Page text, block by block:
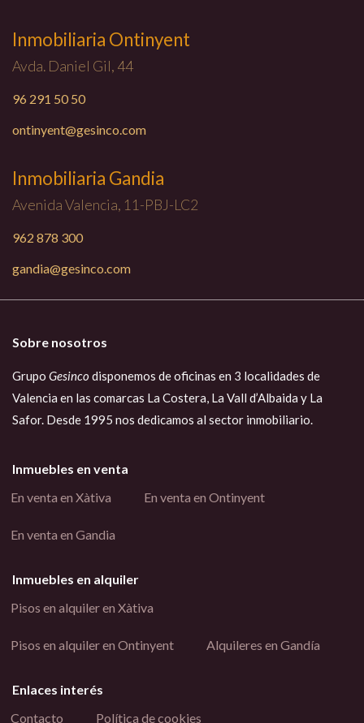
Inmobiliaria Ontinyent
Avda. Daniel Gil, 44
96 291 50 50
ontinyent@gesinco.com
Inmobiliaria Gandia
Avenida Valencia, 11-PBJ-LC2
962 878 300
gandia@gesinco.com
Sobre nosotros
GrupoGesinco disponemos de oficinas en 3 localidades de
Valencia en las comarcas La Costera, La Vall d’Albaida y La
Safor. Desde 1995 nos dedicamos al sector inmobiliario.
Inmuebles en venta
En venta en Xàtiva
En venta en Ontinyent
En venta en Gandia
Inmuebles en alquiler
Pisos en alquiler en Xàtiva
Pisos en alquiler en Ontinyent Alquileres en Gandía
Enlaces interés
Contacto
Política de cookies